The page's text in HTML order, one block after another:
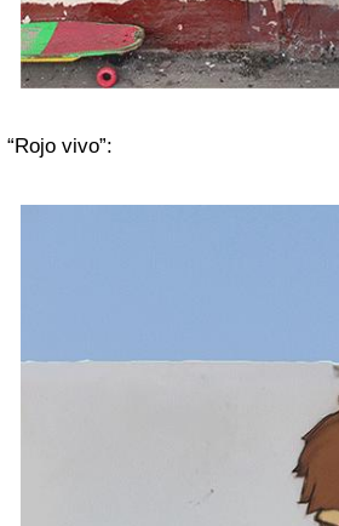
“Rojo vivo”: